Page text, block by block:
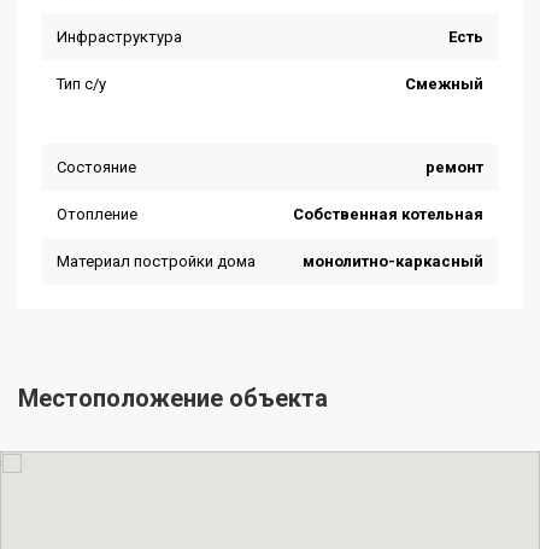
Местоположение объекта